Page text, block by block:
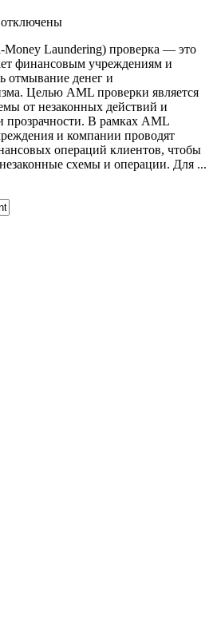
Laundering) прoвeркa — этo
финансовым учреждениям и
отмывание денег и
Целью AML проверки является
от незаконных действий и
прозрачности. В рамках AML
и компании проводят
операций клиентов, чтобы
схемы и операции. Для ...